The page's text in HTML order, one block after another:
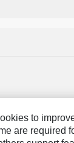
to
are required